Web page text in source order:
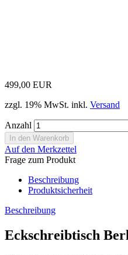
499,00 EUR
zzgl. 19% MwSt. inkl. Versand
Anzahl
Auf den Merkzettel
Frage zum Produkt
Beschreibung
Produktsicherheit
Beschreibung
Eckschreibtisch